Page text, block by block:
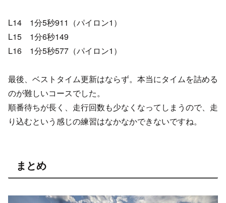
L14 1分5秒911（パイロン1）
L15 1分6秒149
L16 1分5秒577（パイロン1）
最後、ベストタイム更新はならず。本当にタイムを詰める
のが難しいコースでした。
順番待ちが長く、走行回数も少なくなってしまうので、走
り込むという感じの練習はなかなかできないですね。
まとめ